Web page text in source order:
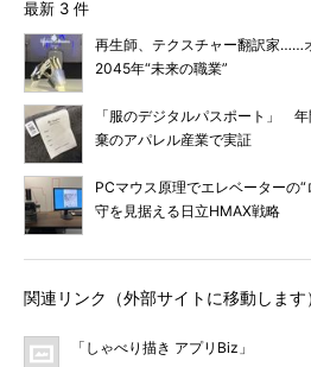
最新 3 件
再生師、テクスチャー翻訳家……
2045年“未来の職業”
「服のデジタルパスポート」
棄のアパレル産業で実証
PCマウス原理でエレベーターの
守を見据える日立HMAX戦略
関連リンク（外部サイトに移動します
「しゃべり描き アプリBiz」